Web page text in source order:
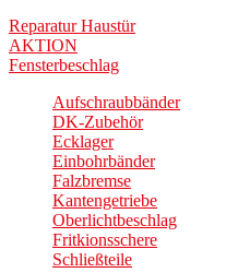
Reparatur Haustür
AKTION
Fensterbeschlag
Aufschraubbänder
DK-Zubehör
Ecklager
Einbohrbänder
Falzbremse
Kantengetriebe
Oberlichtbeschlag
Fritkionsschere
Schließteile